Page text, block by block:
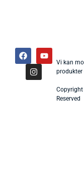
Vi kan
produkter
Reserved